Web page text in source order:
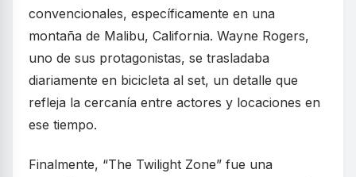
convencionales, específicamente en una
montaña de Malibu, California. Wayne Rogers,
uno de sus protagonistas, se trasladaba
diariamente en bicicleta al set, un detalle que
refleja la cercanía entre actores y locaciones en
ese tiempo.
Finalmente, “The Twilight Zone” fue una